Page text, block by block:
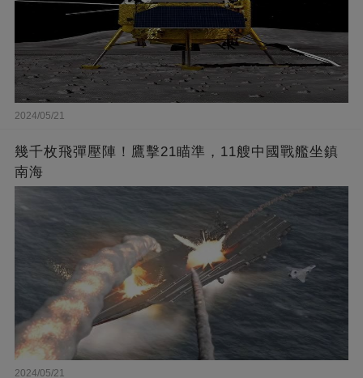
2024/05/21
幾千枚飛彈壓陣！鷹擊21瞄準，11艘中國戰艦坐鎮
南海
2024/05/21